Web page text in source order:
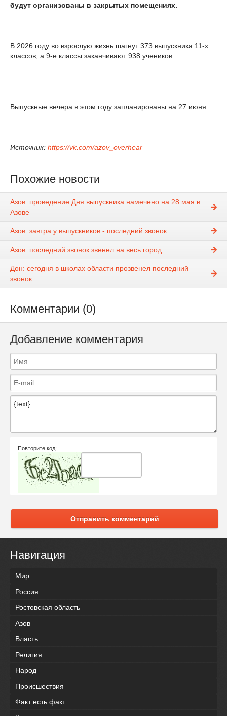
будут организованы в закрытых помещениях.
В 2026 году во взрослую жизнь шагнут 373 выпускника 11-х
классов, а 9-е классы заканчивают 938 учеников.
Выпускные вечера в этом году запланированы на 27 июня.
Источник: https://vk.com/azov_overhear
Похожие новости
Азов: проведение Дня выпускника намечено на 28 мая в
Азове
Азов: завтра у выпускников - последний звонок
Азов: последний звонок звенел на весь город
Дон: сегодня в школах области прозвенел последний
звонок
Комментарии (0)
Добавление комментария
Повторите код:
Отправить комментарий
Навигация
Мир
Россия
Ростовская область
Азов
Власть
Религия
Народ
Происшествия
Факт есть факт